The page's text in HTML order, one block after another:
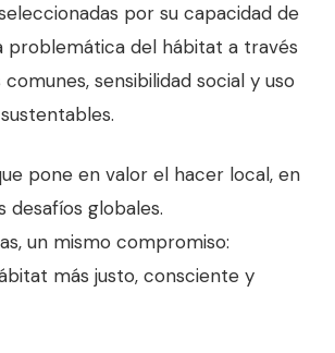
por su capacidad de
problemática del hábitat a través
sensibilidad social y uso
pone en valor el hacer local, en
desafíos globales.
un mismo compromiso:
más justo, consciente y